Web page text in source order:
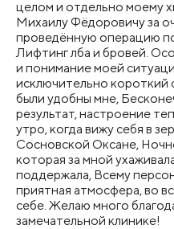
целом и отдельно моему
Михаилу Фёдоровичу за
проведённую операцию
Лифтинг лба и бровей.
и понимание моей
исключительно короткий
были удобны мне,
результат, настроение
утро, когда вижу себя в
Сосновской Оксане,
которая за мной
поддержала, Всему
приятная атмосфера, во
себе. Желаю много
замечательной клинике!